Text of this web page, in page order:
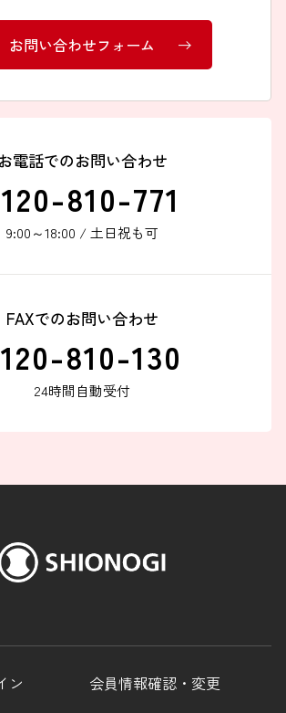
電話でのお問い合わせ
0120-810-771
9:00～18:00 / 土日祝も可
FAXでのお問い合わせ
0120-810-130
お問い合わせフォーム
お電話でのお問い合わせ
810-771
9:00～18:00 / 土日祝も可
FAXでのお問い合わせ
810-130
24時間自動受付
ン 会員情報確認・変更